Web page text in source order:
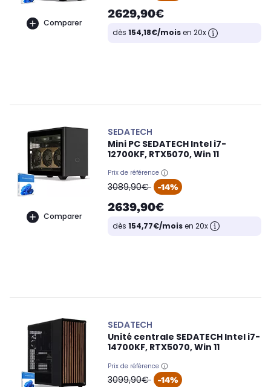
Comparer
2629,90€
dès 154,18€/moisen 20x
Comparer
SEDATECH
Mini PC SEDATECH Intel i7-
12700KF, RTX5070, Win 11
Prix de référence
oldPrice
3089,90€ -14%
2639,90€
dès 154,77€/moisen 20x
SEDATECH
Unité centrale SEDATECH Intel i7-
14700KF, RTX5070, Win 11
Prix de référence
oldPrice
3099,90€ -14%